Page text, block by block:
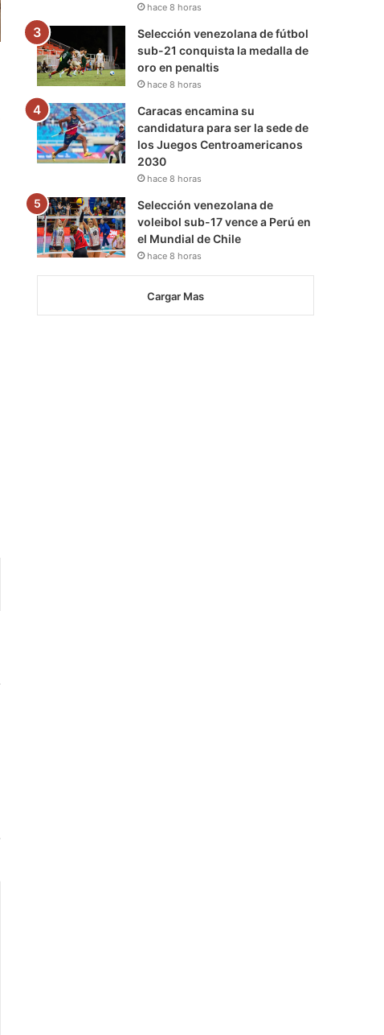
hace 8 horas
Selección venezolana de fútbol
sub-21 conquista la medalla de
oro en penaltis
hace 8 horas
Caracas encamina su
candidatura para ser la sede de
los Juegos Centroamericanos
2030
hace 8 horas
Selección venezolana de
voleibol sub-17 vence a Perú en
el Mundial de Chile
hace 8 horas
Cargar Mas